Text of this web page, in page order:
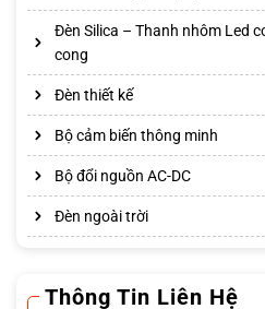
Đèn Silica – Thanh nhôm Led
cong
Đèn thiết kế
Bộ cảm biến thông minh
Bộ đổi nguồn AC-DC
Đèn ngoài trời
Thông Tin Liên Hệ